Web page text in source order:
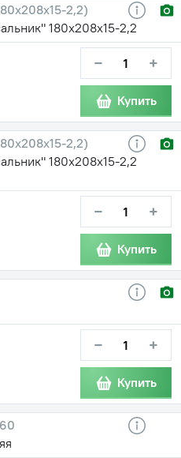
2,2)
180х208х15-2,2
− +
Купить
2,2)
180х208х15-2,2
− +
Купить
− +
Купить